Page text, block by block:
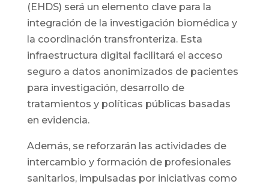
(EHDS) será un elemento clave para la
integración de la investigación biomédica y
la coordinación transfronteriza. Esta
infraestructura digital facilitará el acceso
seguro a datos anonimizados de pacientes
para investigación, desarrollo de
tratamientos y políticas públicas basadas
en evidencia.
Además, se reforzarán las actividades de
intercambio y formación de profesionales
sanitarios, impulsadas por iniciativas como